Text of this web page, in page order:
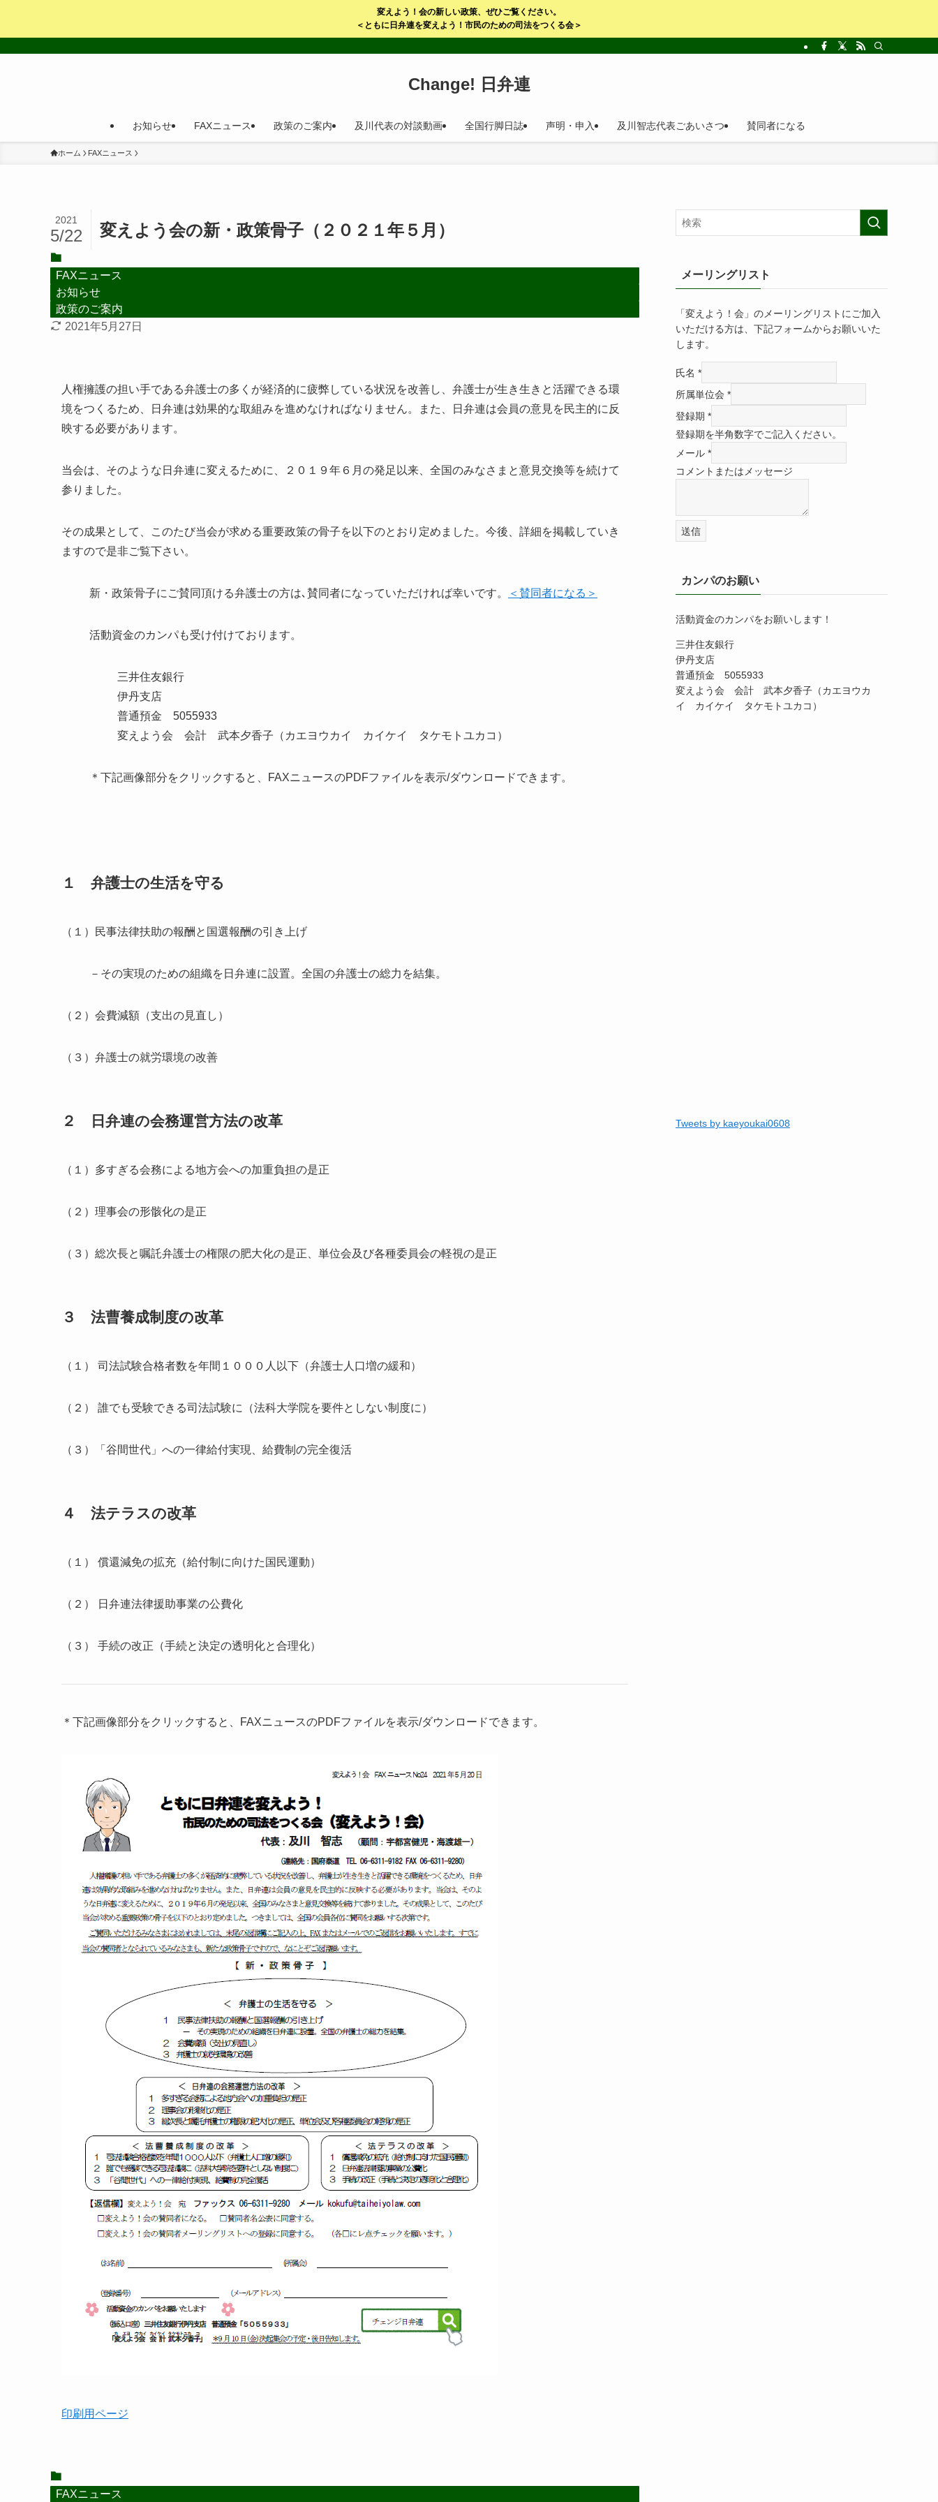
変えよう！会の新しい政策、ぜひご覧ください。
＜ともに日弁連を変えよう！市民のための司法をつくる会＞
Change! 日弁連
お知らせ FAXニュース 政策のご案内 及川代表の対談動画 全国行脚日誌 声明・申入 及川智志代表ごあいさつ 賛同者になる
ホーム FAXニュース
変えよう会の新・政策骨子（２０２１年５月）
2021
5/22
FAXニュース
お知らせ
政策のご案内
2021年5月27日
人権擁護の担い手である弁護士の多くが経済的に疲弊している状況を改善し、弁護士が生き生きと活躍できる環
境をつくるため、日弁連は効果的な取組みを進めなければなりません。また、日弁連は会員の意見を民主的に反
映する必要があります。
当会は、そのような日弁連に変えるために、２０１９年６月の発足以来、全国のみなさまと意見交換等を続けて
参りました。
その成果として、このたび当会が求める重要政策の骨子を以下のとおり定めました。今後、詳細を掲載していき
ますので是非ご覧下さい。
新・政策骨子にご賛同頂ける弁護士の方は､賛同者になっていただければ幸いです。 ＜賛同者になる＞
活動資金のカンパも受け付けております。
三井住友銀行
伊丹支店
普通預金 5055933
変えよう会 会計 武本夕香子（カエヨウカイ カイケイ タケモトユカコ）
＊下記画像部分をクリックすると、FAXニュースのPDFファイルを表示/ダウンロードできます。
１ 弁護士の生活を守る
（１）民事法律扶助の報酬と国選報酬の引き上げ
－その実現のための組織を日弁連に設置。全国の弁護士の総力を結集。
（２）会費減額（支出の見直し）
（３）弁護士の就労環境の改善
２ 日弁連の会務運営方法の改革
（１）多すぎる会務による地方会への加重負担の是正
（２）理事会の形骸化の是正
（３）総次長と嘱託弁護士の権限の肥大化の是正、単位会及び各種委員会の軽視の是正
３ 法曹養成制度の改革
（１） 司法試験合格者数を年間１０００人以下（弁護士人口増の緩和）
（２） 誰でも受験できる司法試験に（法科大学院を要件としない制度に）
（３）「谷間世代」への一律給付実現、給費制の完全復活
４ 法テラスの改革
（１） 償還減免の拡充（給付制に向けた国民運動）
（２） 日弁連法律援助事業の公費化
（３） 手続の改正（手続と決定の透明化と合理化）
＊下記画像部分をクリックすると、FAXニュースのPDFファイルを表示/ダウンロードできます。
印刷用ページ
FAXニュース
メーリングリスト
「変えよう！会」のメーリングリストにご加入
いただける方は、下記フォームからお願いいた
します。
氏名 *
所属単位会 *
登録期 *
登録期を半角数字でご記入ください。
メール *
コメントまたはメッセージ
送信
カンパのお願い
活動資金のカンパをお願いします！
三井住友銀行
伊丹支店
普通預金 5055933
変えよう会 会計 武本夕香子（カエヨウカ
イ カイケイ タケモトユカコ）
Tweets by kaeyoukai0608